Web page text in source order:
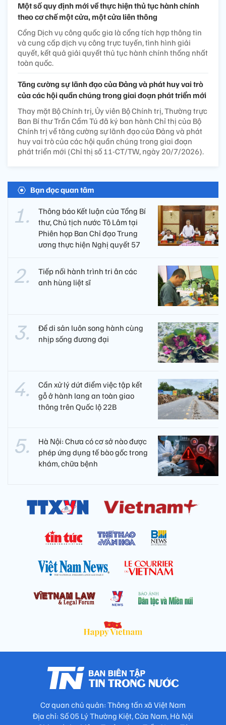
Một số quy định mới về thực hiện thủ tục hành chính
theo cơ chế một cửa, một cửa liên thông
Cổng Dịch vụ công quốc gia là cổng tích hợp thông tin
và cung cấp dịch vụ công trực tuyến, tình hình giải
quyết, kết quả giải quyết thủ tục hành chính thống nhất
toàn quốc.
Tăng cường sự lãnh đạo của Đảng và phát huy vai trò
của các hội quần chúng trong giai đoạn phát triển mới
Thay mặt Bộ Chính trị, Ủy viên Bộ Chính trị, Thường trực
Ban Bí thư Trần Cẩm Tú đã ký ban hành Chỉ thị của Bộ
Chính trị về tăng cường sự lãnh đạo của Đảng và phát
huy vai trò của các hội quần chúng trong giai đoạn
phát triển mới (Chỉ thị số 11-CT/TW, ngày 20/7/2026).
Bạn đọc quan tâm
Thông báo Kết luận của Tổng Bí
thư, Chủ tịch nước Tô Lâm tại
Phiên họp Ban Chỉ đạo Trung
ương thực hiện Nghị quyết 57
Tiếp nối hành trình tri ân các
anh hùng liệt sĩ ​
Để di sản luôn song hành cùng
nhịp sống đương đại
Cần xử lý dứt điểm việc tập kết
gỗ ở hành lang an toàn giao
thông trên Quốc lộ 22B
Hà Nội: Chưa có cơ sở nào được
phép ứng dụng tế bào gốc trong
khám, chữa bệnh
Cơ quan chủ quản: Thông tấn xã Việt Nam
Địa chỉ: Số 05 Lý Thường Kiệt, Cửa Nam, Hà Nội